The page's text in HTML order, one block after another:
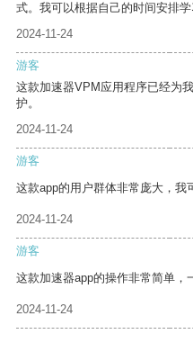
式。我可以根据自己的时间安排学
2024-11-24
游客
这款加速器VPM应用程序已经为
护。
2024-11-24
游客
这款app的用户群体非常庞大，我
2024-11-24
游客
这款加速器app的操作非常简单，
2024-11-24